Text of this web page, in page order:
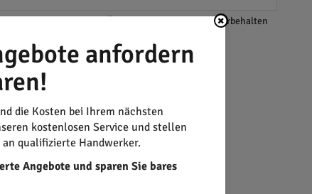
*Änderungen und Irrtümer vorbehalten
anfordern
die Kosten bei Ihrem nächsten
kostenlosen Service und stellen
qualifizierte Handwerker.
Angebote und sparen Sie bares